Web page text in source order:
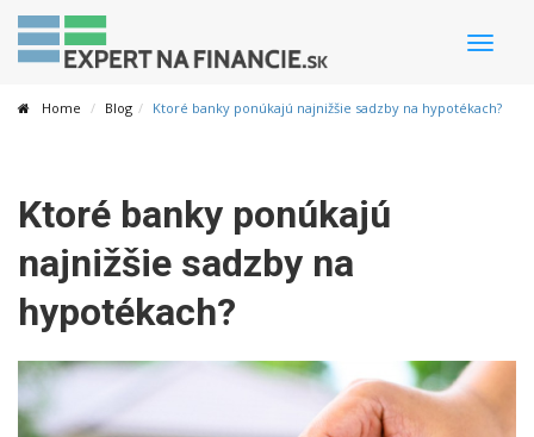
Toggle
Home Blog Ktoré banky ponúkajú najnižšie sadzby na hypotékach?
Ktoré banky ponúkajú
najnižšie sadzby na
hypotékach?